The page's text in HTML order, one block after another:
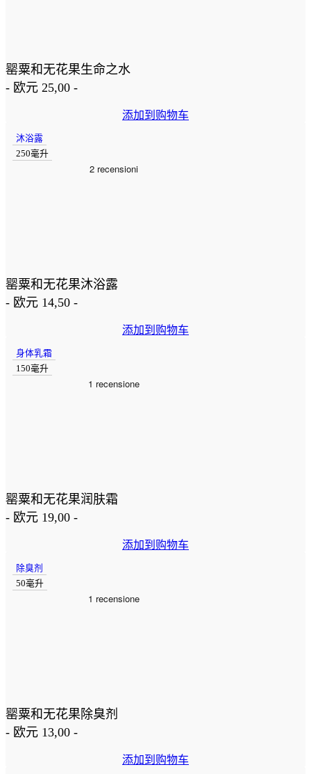
罂粟和无花果生命之水
- 欧元 25,00 -
添加到购物车
沐浴露
250毫升
罂粟和无花果沐浴露
- 欧元 14,50 -
添加到购物车
身体乳霜
150毫升
罂粟和无花果润肤霜
- 欧元 19,00 -
添加到购物车
除臭剂
50毫升
罂粟和无花果除臭剂
- 欧元 13,00 -
添加到购物车